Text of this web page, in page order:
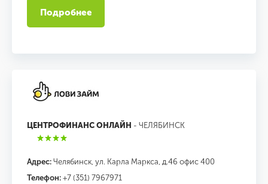
Подробнее
ЦЕНТРОФИНАНС ОНЛАЙН - ЧЕЛЯБИНСК
Адрес: Челябинск, ул. Карла Маркса, д.46 офис 400
Телефон: +7 (351) 7967971